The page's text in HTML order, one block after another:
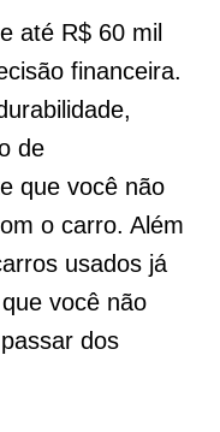
até R$ 60 mil
financeira.
de
que você não
o carro. Além
usados ​​já
você não
dos